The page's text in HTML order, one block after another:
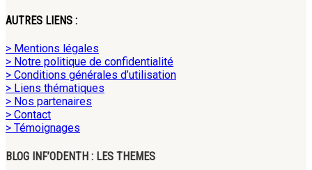
AUTRES LIENS :
> Mentions légales
> Notre politique de confidentialité
> Conditions générales d’utilisation
> Liens thématiques
> Nos partenaires
> Contact
> Témoignages
BLOG INF’ODENTH : LES THEMES